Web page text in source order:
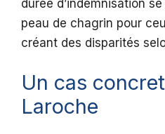
durée d’indemnisation
peau de chagrin pour
créant des disparités
Un cas
Laroche